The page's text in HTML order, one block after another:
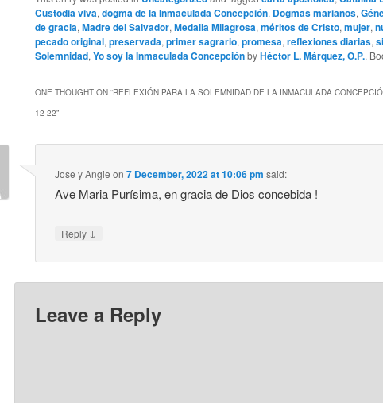
Custodia viva, dogma de la Inmaculada Concepción, Dogmas marianos,
de gracia, Madre del Salvador, Medalla Milagrosa, méritos de Cristo, mujer,
pecado original, preservada, primer sagrario, promesa, reflexiones diarias,
Solemnidad, Yo soy la Inmaculada ConcepciónbyHéctor L. Márquez, O.P..
ONE THOUGHT ON “REFLEXIÓN PARA LA SOLEMNIDAD DE LA INMACULADA
12-22”
Jose y Angie on7 December, 2022 at 10:06 pm said:
Ave Maria Purísima, en gracia de Dios concebida !
Reply ↓
Leave a Reply